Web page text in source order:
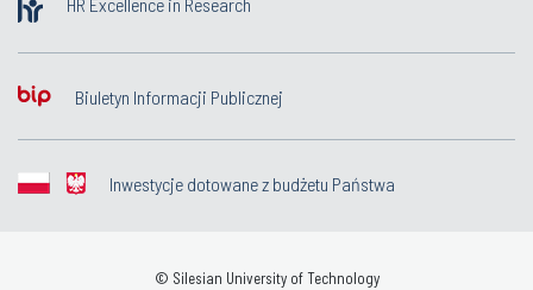
Biuletyn Informacji Publicznej
Inwestycje dotowane z budżetu Państwa
© Silesian University of Technology